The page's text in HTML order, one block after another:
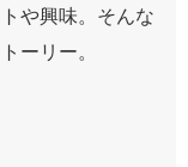
や興味。そんな
ーリー。